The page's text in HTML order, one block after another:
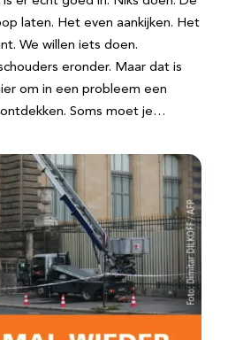
laten. Het even aankijken. Het
We willen iets doen.
eronder. Maar dat is
om in een probleem een
Soms moet je…